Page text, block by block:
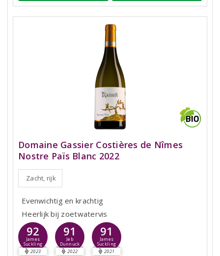
Domaine Gassier Costières de Nîmes
Nostre Païs Blanc 2022
Zacht, rijk
Evenwichtig en krachtig
Heerlijk bij zoetwatervis
92
James
Suckling
2023
91
Jeb
Dunnuck
2022
91
James
Suckling
2021